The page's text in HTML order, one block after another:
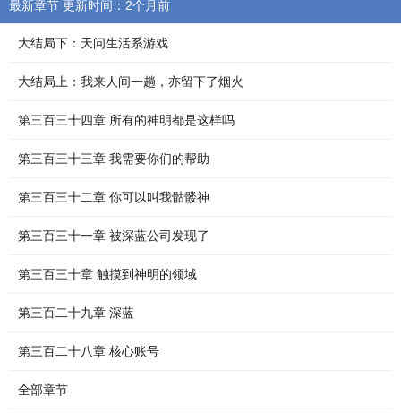
最新章节 更新时间：2个月前
大结局下：天问生活系游戏
大结局上：我来人间一趟，亦留下了烟火
第三百三十四章 所有的神明都是这样吗
第三百三十三章 我需要你们的帮助
第三百三十二章 你可以叫我骷髅神
第三百三十一章 被深蓝公司发现了
第三百三十章 触摸到神明的领域
第三百二十九章 深蓝
第三百二十八章 核心账号
全部章节